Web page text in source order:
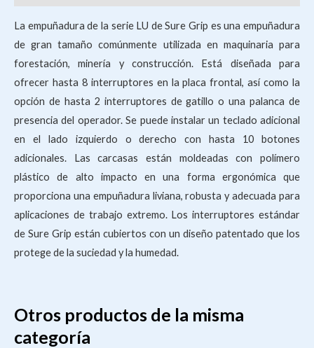
La empuñadura de la serie LU de Sure Grip es una empuñadura
de gran tamaño comúnmente utilizada en maquinaria para
forestación, minería y construcción. Está diseñada para
ofrecer hasta 8 interruptores en la placa frontal, así como la
opción de hasta 2 interruptores de gatillo o una palanca de
presencia del operador. Se puede instalar un teclado adicional
en el lado izquierdo o derecho con hasta 10 botones
adicionales. Las carcasas están moldeadas con polímero
plástico de alto impacto en una forma ergonómica que
proporciona una empuñadura liviana, robusta y adecuada para
aplicaciones de trabajo extremo. Los interruptores estándar
de Sure Grip están cubiertos con un diseño patentado que los
protege de la suciedad y la humedad.
Otros productos de la misma
categoría